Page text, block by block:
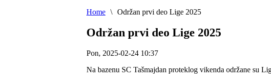
Home \ Održan prvi deo Lige 2025
Održan prvi deo Lige 2025
Pon, 2025-02-24 10:37
Na bazenu SC Tašmajdan proteklog vikenda održane su